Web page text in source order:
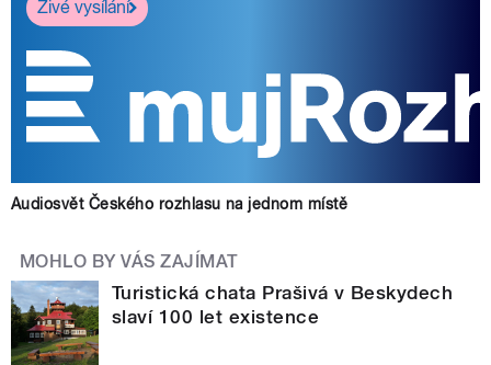
Živé vysílání
Audiosvět Českého rozhlasu na jednom místě
MOHLO BY VÁS ZAJÍMAT
Turistická chata Prašivá v Beskydech
slaví 100 let existence